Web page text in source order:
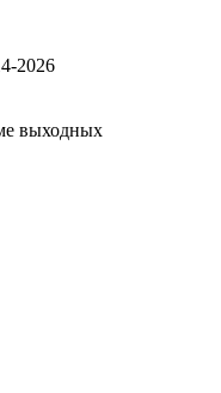
2026
выходных